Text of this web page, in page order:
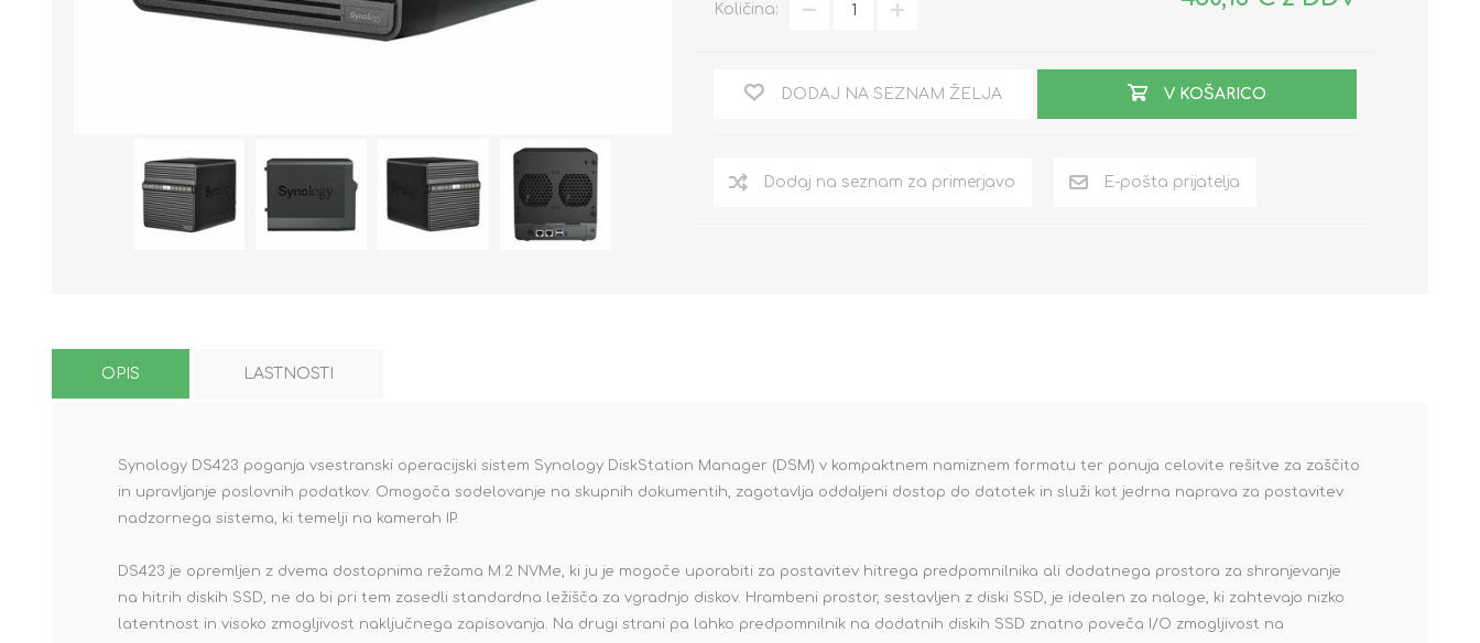
Količina:
DODAJ NA SEZNAM ŽELJA V KOŠARICO
OPIS LASTNOSTI
Synology DS423 poganja vsestranski operacijski sistem Synology DiskStation Manager (DSM) v kompaktnem namiznem formatu ter ponuja celovite rešitve za zaščito
in upravljanje poslovnih podatkov. Omogoča sodelovanje na skupnih dokumentih, zagotavlja oddaljeni dostop do datotek in služi kot jedrna naprava za postavitev
nadzornega sistema, ki temelji na kamerah IP.
DS423 je opremljen z dvema dostopnima režama M.2 NVMe, ki ju je mogoče uporabiti za postavitev hitrega predpomnilnika ali dodatnega prostora za shranjevanje
na hitrih diskih SSD, ne da bi pri tem zasedli standardna ležišča za vgradnjo diskov. Hrambeni prostor, sestavljen z diski SSD, je idealen za naloge, ki zahtevajo nizko
latentnost in visoko zmogljivost naključnega zapisovanja. Na drugi strani pa lahko predpomnilnik na dodatnih diskih SSD znatno poveča I/O zmogljivost na